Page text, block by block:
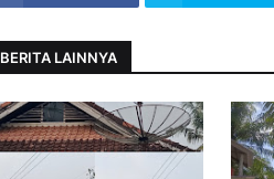
BERITA LAINNYA